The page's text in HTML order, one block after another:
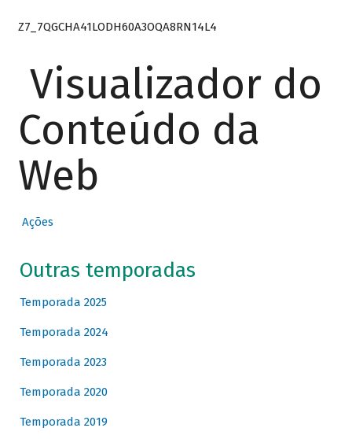
Z7_7QGCHA41LODH60A3OQA8RN14L4
Visualizador do
Conteúdo da
Web
Ações
Outras temporadas
Temporada 2025
Temporada 2024
Temporada 2023
Temporada 2020
Temporada 2019